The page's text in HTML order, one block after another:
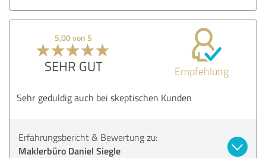
5,00 von 5
SEHR GUT Empfehlung
Sehr geduldig auch bei skeptischen Kunden
Erfahrungsbericht & Bewertung zu:
Maklerbüro Daniel Siegle